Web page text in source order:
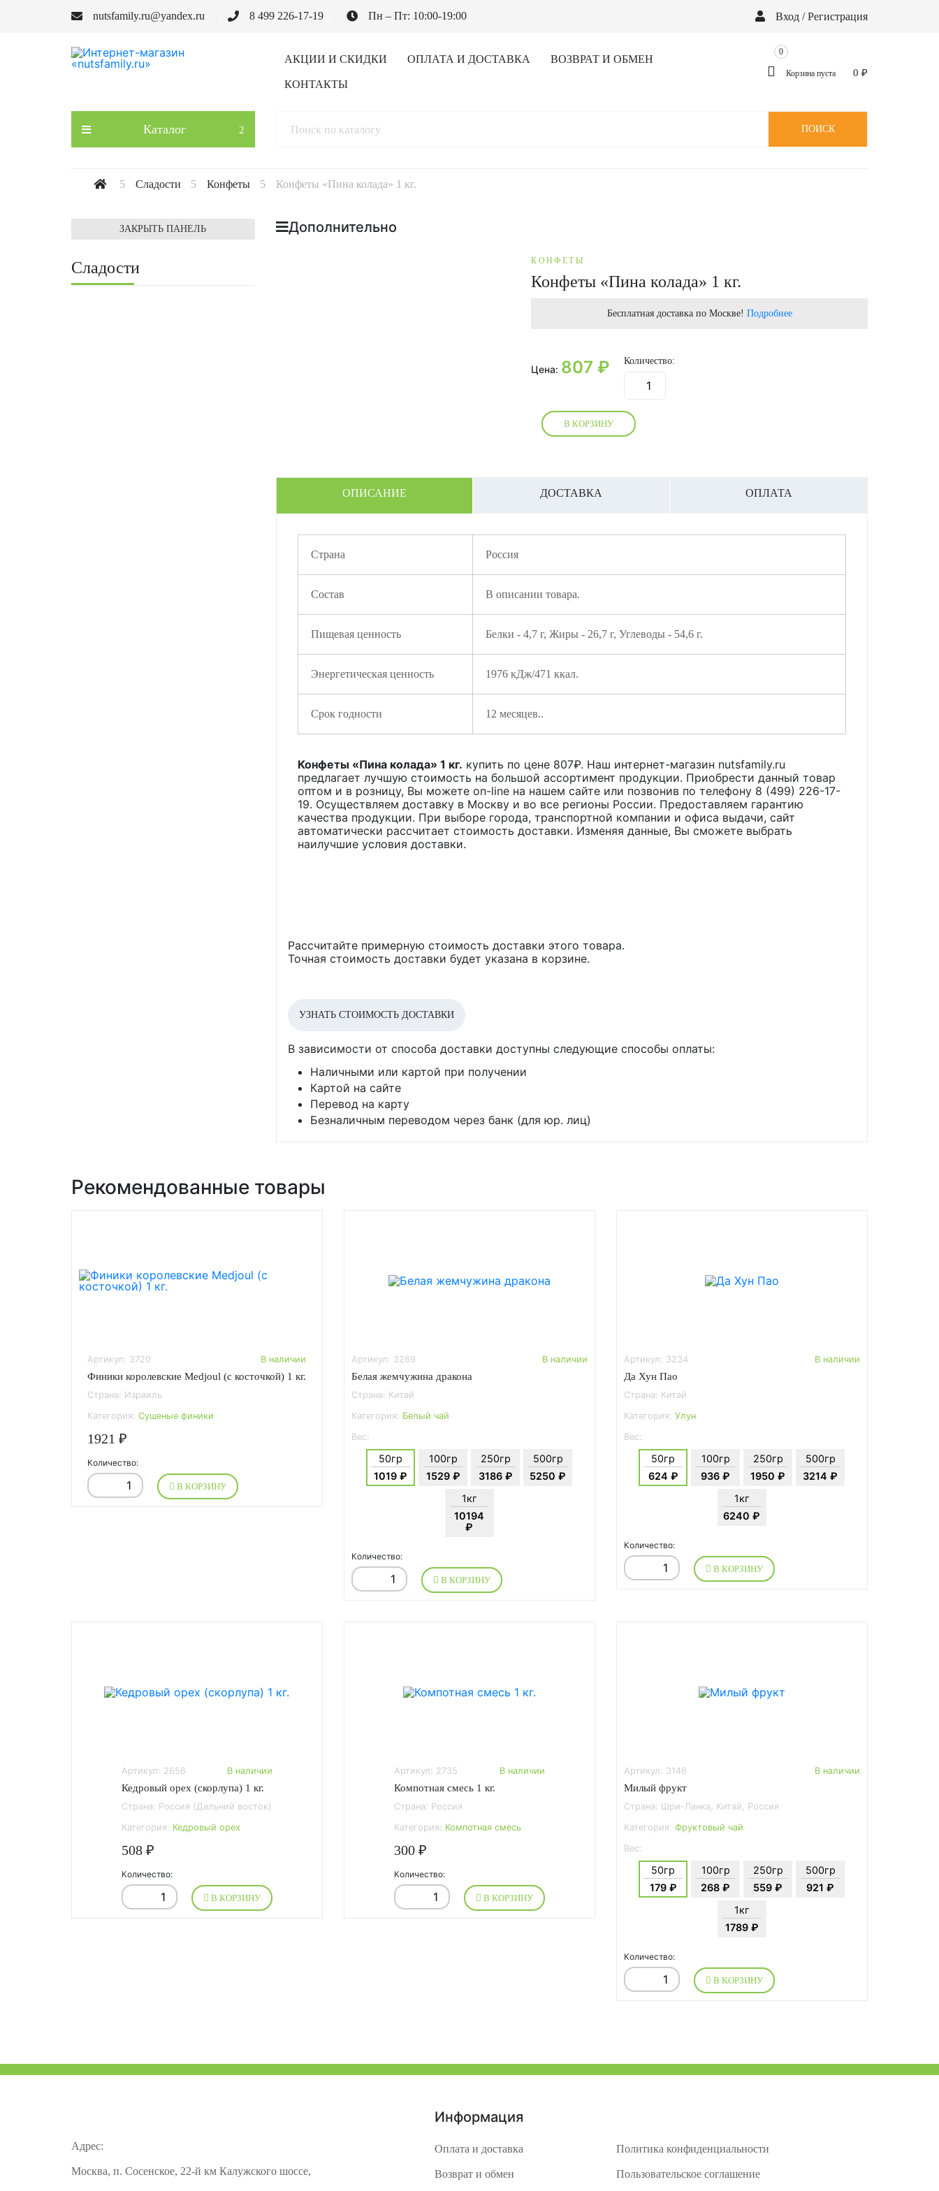
nutsfamily.ru@yandex.ru 8 499 226-17-19 Пн – Пт: 10:00-19:00 Вход / Регистрация
АКЦИИ И СКИДКИ ОПЛАТА И ДОСТАВКА ВОЗВРАТ И ОБМЕН
КОНТАКТЫ
Корзина пуста
0
0 ₽
Каталог ПОИСК
Сладости Конфеты Конфеты «Пина колада» 1 кг.
ЗАКРЫТЬ ПАНЕЛЬ
Сладости
Дополнительно
КОНФЕТЫ
Конфеты «Пина колада» 1 кг.
Бесплатная доставка по Москве! Подробнее
Цена: 807 ₽ Количество:
В КОРЗИНУ
ОПИСАНИЕ ДОСТАВКА ОПЛАТА
Страна Россия
Состав В описании товара.
Пищевая ценность Белки - 4,7 г, Жиры - 26,7 г, Углеводы - 54,6 г.
Энергетическая ценность 1976 кДж/471 ккал.
Срок годности 12 месяцев..
Конфеты «Пина колада» 1 кг. купить по цене 807₽. Наш интернет-магазин nutsfamily.ru
предлагает лучшую стоимость на большой ассортимент продукции. Приобрести данный товар
оптом и в розницу, Вы можете on-line на нашем сайте или позвонив по телефону 8 (499) 226-17-
19. Осуществляем доставку в Москву и во все регионы России. Предоставляем гарантию
качества продукции. При выборе города, транспортной компании и офиса выдачи, сайт
автоматически рассчитает стоимость доставки. Изменяя данные, Вы сможете выбрать
наилучшие условия доставки.
Рассчитайте примерную стоимость доставки этого товара.
Точная стоимость доставки будет указана в корзине.
УЗНАТЬ СТОИМОСТЬ ДОСТАВКИ
В зависимости от способа доставки доступны следующие способы оплаты:
Наличными или картой при получении
Картой на сайте
Перевод на карту
Безналичным переводом через банк (для юр. лиц)
Рекомендованные товары
Артикул: 3720 В наличии
Финики королевские Medjoul (с косточкой) 1 кг.
Страна: Израиль
Категория:Сушеные финики
1921 ₽
Количество:
В КОРЗИНУ
Артикул: 3269 В наличии
Белая жемчужина дракона
Страна: Китай
Категория: Белый чай
Вес:
50гр
1019 ₽
100гр
1529 ₽
250гр
3186 ₽
500гр
5250 ₽
1кг
10194
₽
Количество:
В КОРЗИНУ
Артикул: 3234 В наличии
Да Хун Пао
Страна: Китай
Категория: Улун
Вес:
50гр
624 ₽
100гр
936 ₽
250гр
1950 ₽
500гр
3214 ₽
1кг
6240 ₽
Количество:
В КОРЗИНУ
Артикул: 2656 В наличии
Кедровый орех (скорлупа) 1 кг.
Страна: Россия (Дальний восток)
Категория: Кедровый орех
508 ₽
Количество:
В КОРЗИНУ
Артикул: 2735 В наличии
Компотная смесь 1 кг.
Страна: Россия
Категория: Компотная смесь
300 ₽
Количество:
В КОРЗИНУ
Артикул: 3146 В наличии
Милый фрукт
Страна: Шри-Ланка, Китай, Россия
Категория: Фруктовый чай
Вес:
50гр
179 ₽
100гр
268 ₽
250гр
559 ₽
500гр
921 ₽
1кг
1789 ₽
Количество:
В КОРЗИНУ
Адрес:
Москва, п. Сосенское, 22-й км Калужского шоссе,
Информация
Оплата и доставка
Возврат и обмен
Политика конфиденциальности
Пользовательское соглашение